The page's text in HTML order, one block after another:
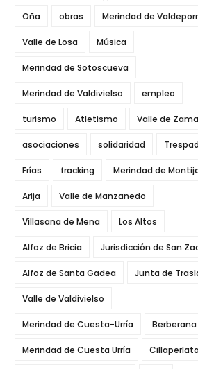
Oña obras Merindad de
Valle de Losa Música
Merindad de Sotoscueva
Merindad de Valdivielso empleo
turismo Atletismo Valle de
asociaciones solidaridad
Frías fracking Merindad de
Arija Valle de Manzanedo
Villasana de Mena Los Altos
Alfoz de Bricia Jurisdicción de San
Alfoz de Santa Gadea Junta de
Valle de Valdivielso
Merindad de Cuesta-Urría Berberana
Merindad de Cuesta Urría Cillaperlata